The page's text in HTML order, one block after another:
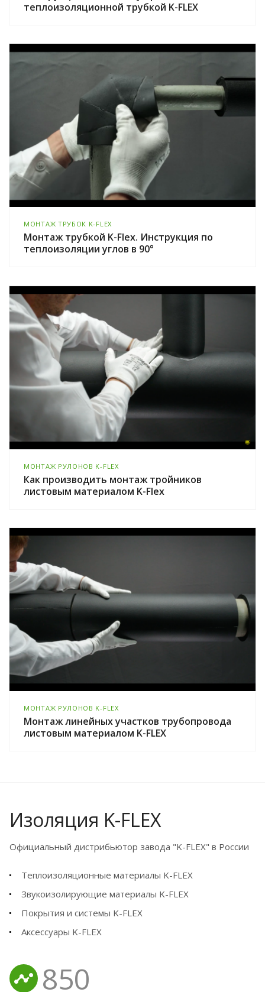
теплоизоляционной трубкой K-FLEX
МОНТАЖ ТРУБОК K-FLEX
Монтаж трубкой K-Flex. Инструкция по
теплоизоляции углов в 90°
МОНТАЖ РУЛОНОВ K-FLEX
Как производить монтаж тройников
листовым материалом K-Flex
МОНТАЖ РУЛОНОВ K-FLEX
Монтаж линейных участков трубопровода
листовым материалом K-FLEX
Изоляция K-FLEX
Официальный дистрибьютор завода "K-FLEX" в России
Теплоизоляционные материалы K-FLEX
Звукоизолирующие материалы K-FLEX
Покрытия и системы K-FLEX
Аксессуары K-FLEX
850